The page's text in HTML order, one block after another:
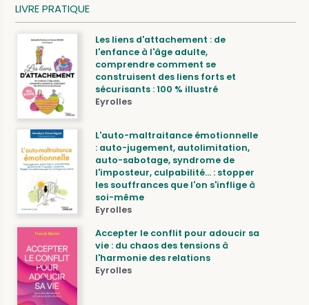
LIVRE PRATIQUE
Les liens d'attachement : de
l'enfance à l'âge adulte,
comprendre comment se
construisent des liens forts et
sécurisants : 100 % illustré
Eyrolles
L'auto-maltraitance émotionnelle
: auto-jugement, autolimitation,
auto-sabotage, syndrome de
l'imposteur, culpabilité... : stopper
les souffrances que l'on s'inflige à
soi-même
Eyrolles
Accepter le conflit pour adoucir sa
vie : du chaos des tensions à
l'harmonie des relations
Eyrolles